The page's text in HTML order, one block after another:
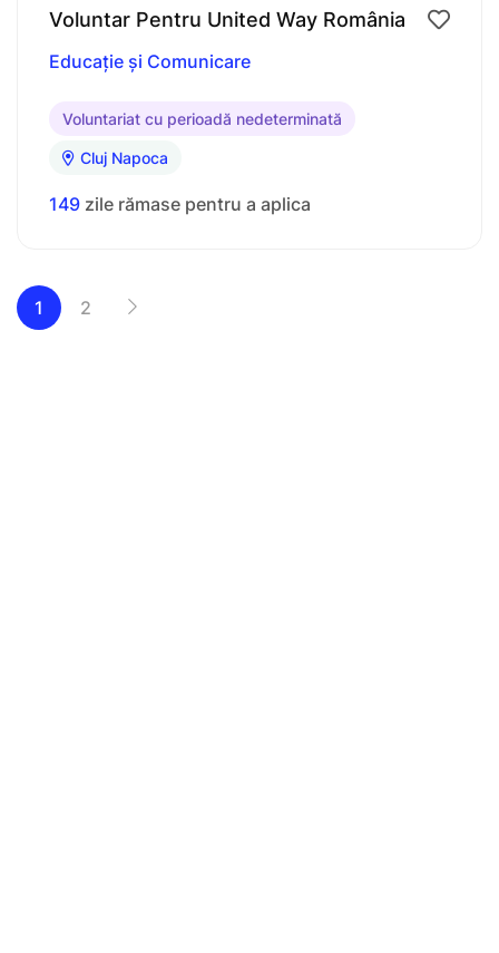
Voluntar Pentru United Way România
Educație și Comunicare
Voluntariat cu perioadă nedeterminată
Cluj Napoca
149 zile rămase pentru a aplica
1 2